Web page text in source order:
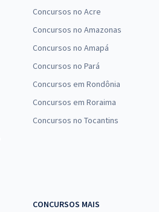
Concursos no Acre
Concursos no Amazonas
Concursos no Amapá
Concursos no Pará
Concursos em Rondônia
Concursos em Roraima
Concursos no Tocantins
CONCURSOS MAIS